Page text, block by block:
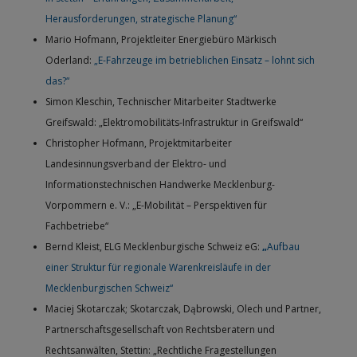
Herausforderungen, strategische Planung“
Mario Hofmann, Projektleiter Energiebüro Märkisch
Oderland: „E-Fahrzeuge im betrieblichen Einsatz – lohnt sich
das?“
Simon Kleschin, Technischer Mitarbeiter Stadtwerke
Greifswald: „Elektromobilitäts-Infrastruktur in Greifswald“
Christopher Hofmann, Projektmitarbeiter
Landesinnungsverband der Elektro- und
Informationstechnischen Handwerke Mecklenburg-
Vorpommern e. V.: „E-Mobilität – Perspektiven für
Fachbetriebe“
Bernd Kleist, ELG Mecklenburgische Schweiz eG: „Aufbau
einer Struktur für regionale Warenkreisläufe in der
Mecklenburgischen Schweiz“
Maciej Skotarczak; Skotarczak, Dąbrowski, Olech und Partner,
Partnerschaftsgesellschaft von Rechtsberatern und
Rechtsanwälten, Stettin: „Rechtliche Fragestellungen